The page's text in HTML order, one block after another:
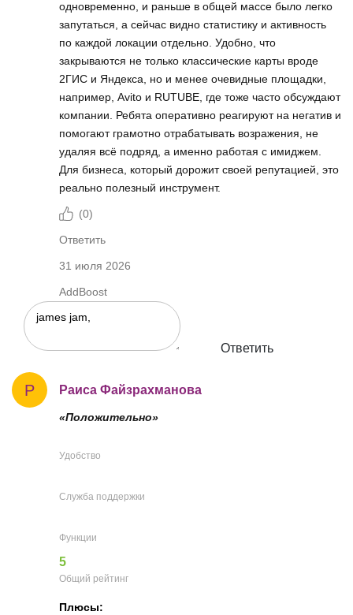
одновременно, и раньше в общей массе было легко
запутаться, а сейчас видно статистику и активность
по каждой локации отдельно. Удобно, что
закрываются не только классические карты вроде
2ГИС и Яндекса, но и менее очевидные площадки,
например, Avito и RUTUBE, где тоже часто обсуждают
компании. Ребята оперативно реагируют на негатив и
помогают грамотно отрабатывать возражения, не
удаляя всё подряд, а именно работая с имиджем.
Для бизнеса, который дорожит своей репутацией, это
реально полезный инструмент.
(0)
Ответить
31 июля 2026
AddBoost
Ответить
Р Раиса Файзрахманова
«Положительно»
Удобство
Служба поддержки
Функции
5
Общий рейтинг
Плюсы: